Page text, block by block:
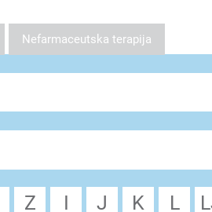
Nefarmaceutska terapija
Z I J K L